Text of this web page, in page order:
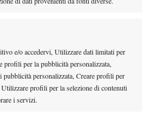
e/o accedervi, Utilizzare dati limitati per
profili per la pubblicità personalizzata,
personalizzata, Creare profili per
profili per la selezione di contenuti
i servizi.
Comunali Vicenza 4-2
b. Gabriele Bosio (V) 6-2 6-0,
Sinicropi (C) 6-3 6-4, Marco
Golubev (C) 6-2 6-2, Lorenzo
Peruffo (V) 1-6 7-6 10/7,
b. Bosio/Peruffo (V) 6-4 6-3,